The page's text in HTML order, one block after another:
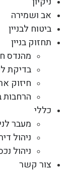
אב ושמירה
ביטוח לבניין
תחזוק בניין
מהנדס
בדיקת
חיזוק
הרחבות
כללי
מעבר
ניהול
ניהול
צור קשר